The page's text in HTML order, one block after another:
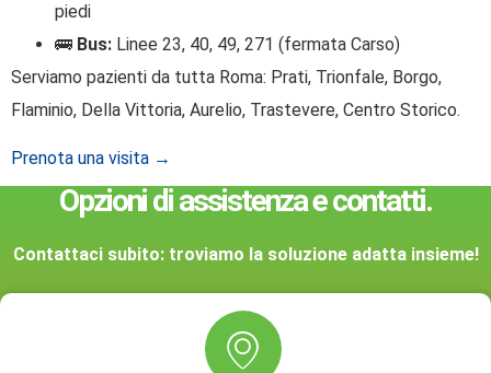
piedi
🚌 Bus: Linee 23, 40, 49, 271 (fermata Carso)
Serviamo pazienti da tutta Roma: Prati, Trionfale, Borgo,
Flaminio, Della Vittoria, Aurelio, Trastevere, Centro Storico.
Prenota una visita →
Opzioni di assistenza e contatti.
Contattaci subito: troviamo la soluzione adatta insieme!